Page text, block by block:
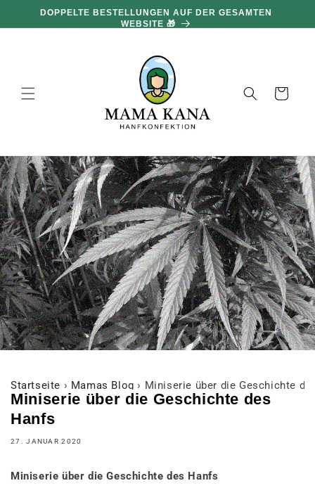
und zumDOPPELTE BESTELLUNGEN AUF DER GESAMTEN
WEBSITE 🎁
Warenkorb
Startseite › Mamas Blog › Miniserie über die Geschichte
Miniserie über die Geschichte des
Hanfs
27. JANUAR 2020
Miniserie über die Geschichte des Hanfs